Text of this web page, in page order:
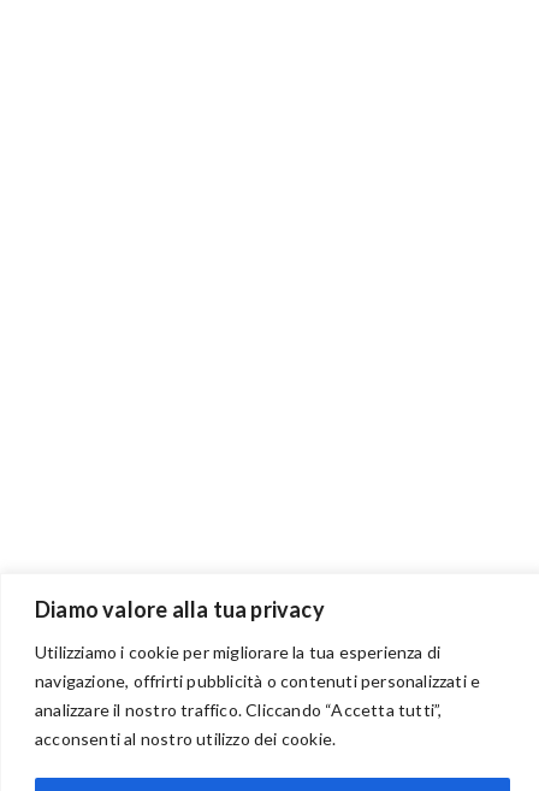
Diamo valore alla tua privacy
Utilizziamo i cookie per migliorare la tua esperienza di
navigazione, offrirti pubblicità o contenuti personalizzati e
analizzare il nostro traffico. Cliccando “Accetta tutti”,
acconsenti al nostro utilizzo dei cookie.
BENVENUTI NEL PORTALE RIVENDITORI